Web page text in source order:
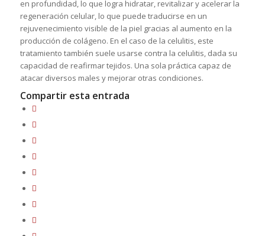
en profundidad, lo que logra hidratar, revitalizar y acelerar la
regeneración celular, lo que puede traducirse en un
rejuvenecimiento visible de la piel gracias al aumento en la
producción de colágeno. En el caso de la celulitis, este
tratamiento también suele usarse contra la celulitis, dada su
capacidad de reafirmar tejidos. Una sola práctica capaz de
atacar diversos males y mejorar otras condiciones.
Compartir esta entrada